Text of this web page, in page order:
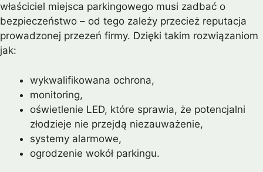
właściciel miejsca parkingowego musi zadbać o
bezpieczeństwo – od tego zależy przecież reputacja
prowadzonej przezeń firmy. Dzięki takim rozwiązaniom
jak:
wykwalifikowana ochrona,
monitoring,
oświetlenie LED, które sprawia, że potencjalni
złodzieje nie przejdą niezauważenie,
systemy alarmowe,
ogrodzenie wokół parkingu.